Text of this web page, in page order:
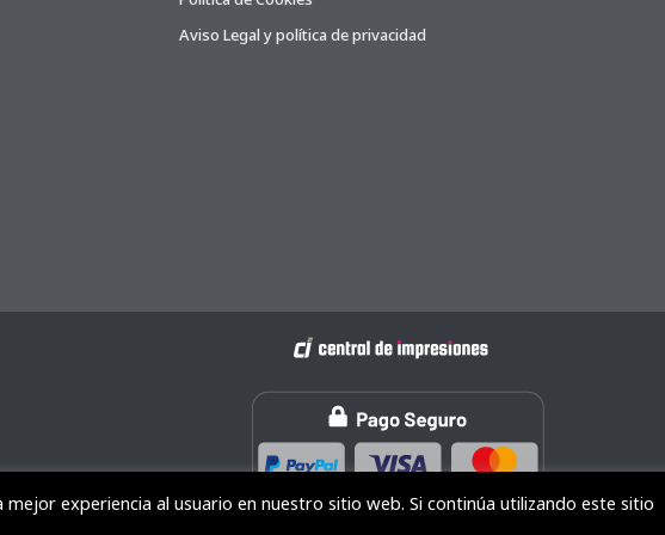
Aviso Legal y política de privacidad
experiencia al usuario en nuestro sitio web. Si continúa utilizando este sitio